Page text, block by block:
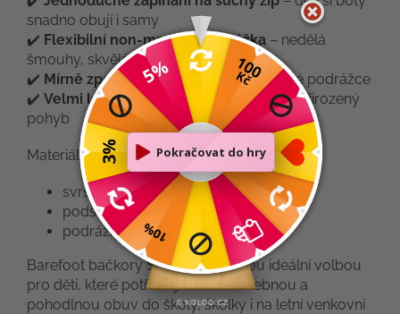
snadno obují i samy
✔️ Flexibilní non-marking podrážka – nedělá
šmouhy, skvělá do školy i školky
✔️ Mírně zpevněný opatek
díky vyvýšené podrážce
✔️ Velmi lehké a ohebné
– pro zdravý a přirozený
pohyb
Materiál:
svršek: textil
podšívka: textil
podrážka: syntetika
Barefoot bačkory Superfit Venti jsou ideální volbou
pro děti, které potřebují lehkou, ohebnou a
pohodlnou obuv do školy, školky i na letní venkovní